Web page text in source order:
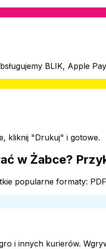
BLIK, Apple
kliknij "Drukuj" i gotowe.
w Żabce?
popularne formaty:
i innych kurierów.